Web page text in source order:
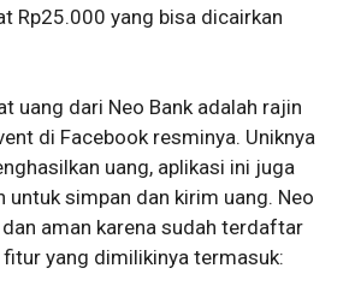
Rp25.000 yang bisa dicairkan
uang dari Neo Bank adalah rajin
di Facebook resminya. Uniknya
uang, aplikasi ini juga
untuk simpan dan kirim uang. Neo
aman karena sudah terdaftar
yang dimilikinya termasuk: